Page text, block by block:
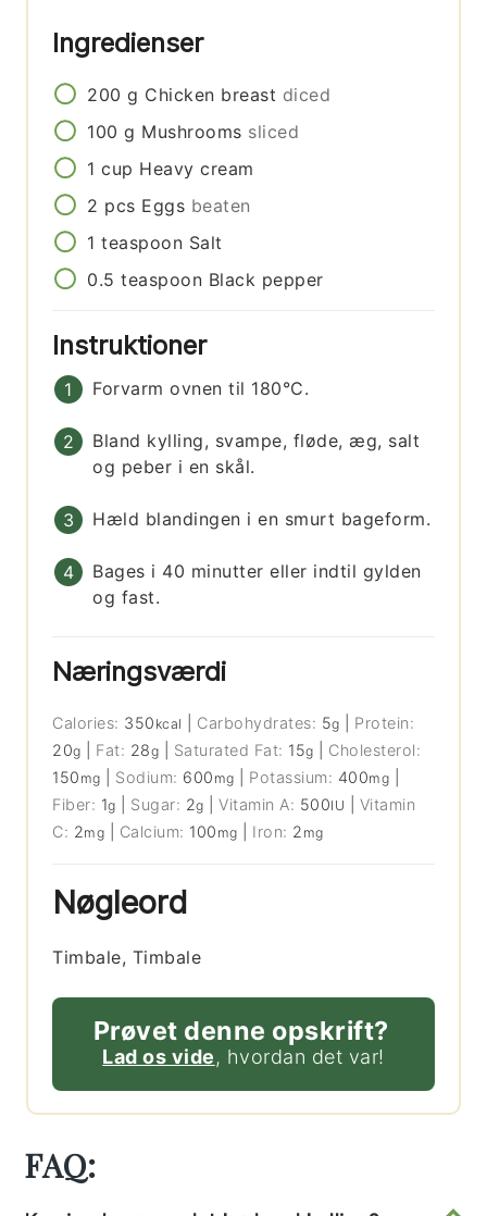
Ingredienser
200 g Chicken breast diced
100 g Mushrooms sliced
1 cup Heavy cream
2 pcs Eggs beaten
1 teaspoon Salt
0.5 teaspoon Black pepper
Instruktioner
Forvarm ovnen til 180°C.
Bland kylling, svampe, fløde, æg, salt
og peber i en skål.
Hæld blandingen i en smurt bageform.
Bages i 40 minutter eller indtil gylden
og fast.
Næringsværdi
Calories: 350 kcal Carbohydrates: 5g
Protein:
20g Fat: 28g Saturated Fat: 15g
Cholesterol:
150 mg Sodium: 600 mg Potassium: 400mg
Fiber: 1g Sugar: 2g |Vitamin A: 500IU
Vitamin
C: 2mg Calcium: 100 mg Iron: 2 mg
Nøgleord
Timbale, Timbale
Prøvet denne opskrift?
Lad os vide, hvordan det var!
FAQ: